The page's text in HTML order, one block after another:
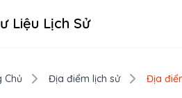
Liệu Lịch Sử
Chủ Địa điểm lịch sử Địa